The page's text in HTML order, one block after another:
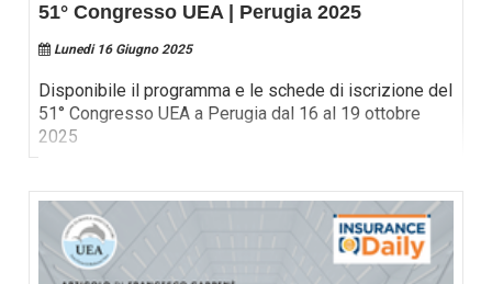
51° Congresso UEA | Perugia 2025
Lunedi 16 Giugno 2025
Disponibile il programma e le schede di iscrizione del
51° Congresso UEA a Perugia dal 16 al 19 ottobre
2025